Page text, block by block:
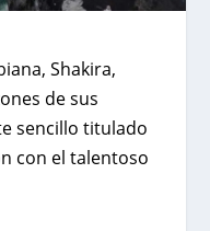
Shakira,
de sus
sencillo titulado
con el talentoso